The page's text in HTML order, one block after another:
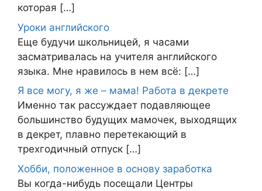
которая […]
Уроки английского
Еще будучи школьницей, я часами
засматривалась на учителя английского
языка. Мне нравилось в нем всё: […]
Я все могу, я же – мама! Работа в декрете
Именно так рассуждает подавляющее
большинство будущих мамочек, выходящих
в декрет, плавно перетекающий в
трехгодичный отпуск […]
Хобби, положенное в основу заработка
Вы когда-нибудь посещали Центры